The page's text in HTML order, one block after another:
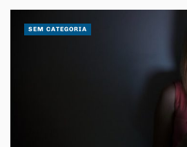
SEM CATEGORIA